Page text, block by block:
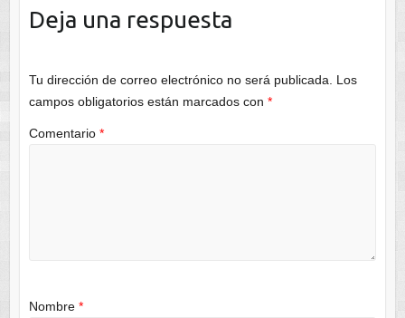
Deja una respuesta
Tu dirección de correo electrónico no será publicada.
Los
campos obligatorios están marcados con *
Comentario *
Nombre *